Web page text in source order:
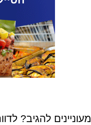
מעוניינים להגיב?